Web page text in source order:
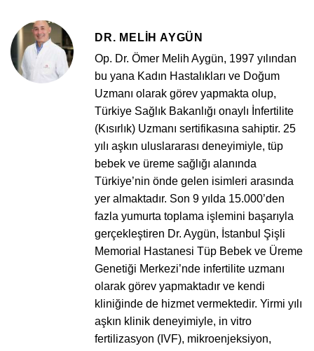
DR. MELIH AYGÜN
Op. Dr. Ömer Melih Aygün, 1997 yılından
bu yana Kadın Hastalıkları ve Doğum
Uzmanı olarak görev yapmakta olup,
Türkiye Sağlık Bakanlığı onaylı İnfertilite
(Kısırlık) Uzmanı sertifikasına sahiptir. 25
yılı aşkın uluslararası deneyimiyle, tüp
bebek ve üreme sağlığı alanında
Türkiye’nin önde gelen isimleri arasında
yer almaktadır. Son 9 yılda 15.000’den
fazla yumurta toplama işlemini başarıyla
gerçekleştiren Dr. Aygün, İstanbul Şişli
Memorial Hastanesi Tüp Bebek ve Üreme
Genetiği Merkezi’nde infertilite uzmanı
olarak görev yapmaktadır ve kendi
kliniğinde de hizmet vermektedir. Yirmi yılı
aşkın klinik deneyimiyle, in vitro
fertilizasyon (IVF), mikroenjeksiyon,